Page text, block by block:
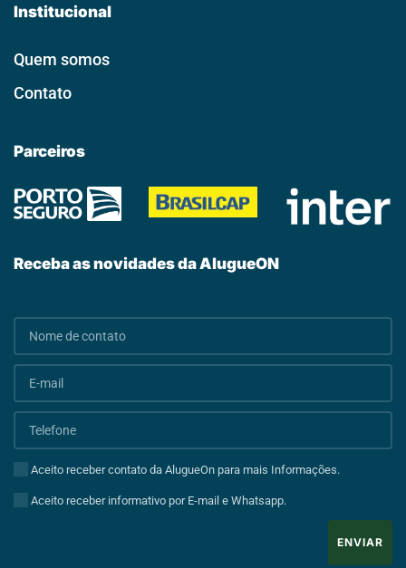
Institucional
Quem somos
Contato
Parceiros
Receba as novidades da AlugueON
Aceito receber contato da AlugueOn para mais Informações.
Aceito receber informativo por E-mail e Whatsapp.
ENVIAR